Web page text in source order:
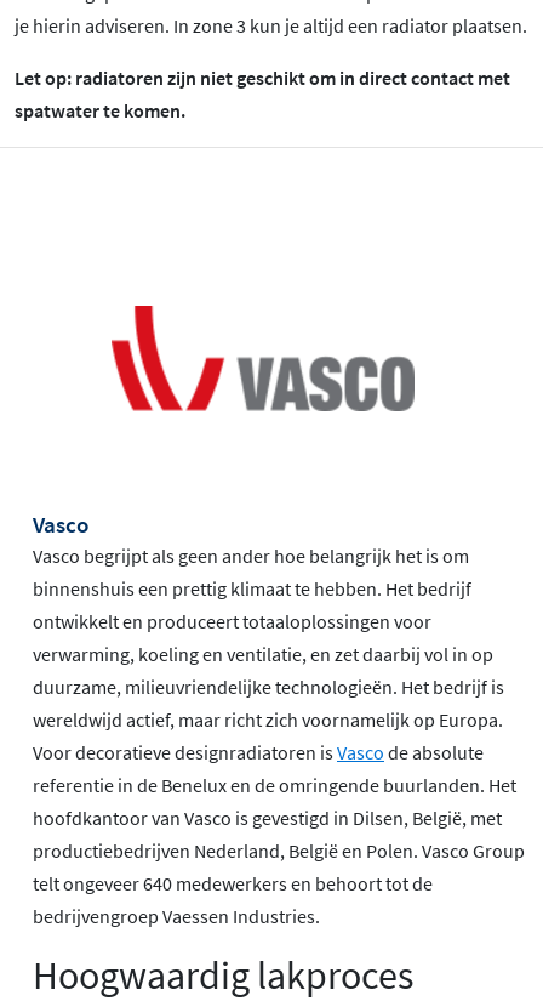
je hierin adviseren. In zone 3 kun je altijd een radiator plaatsen.
Let op: radiatoren zijn niet geschikt om in direct contact met
spatwater te komen.
Vasco
Vasco begrijpt als geen ander hoe belangrijk het is om
binnenshuis een prettig klimaat te hebben. Het bedrijf
ontwikkelt en produceert totaaloplossingen voor
verwarming, koeling en ventilatie, en zet daarbij vol in op
duurzame, milieuvriendelijke technologieën. Het bedrijf is
wereldwijd actief, maar richt zich voornamelijk op Europa.
Voor decoratieve designradiatoren isVasco de absolute
referentie in de Benelux en de omringende buurlanden. Het
hoofdkantoor van Vasco is gevestigd in Dilsen, België, met
productiebedrijven Nederland, België en Polen. Vasco Group
telt ongeveer 640 medewerkers en behoort tot de
bedrijvengroep Vaessen Industries.
Hoogwaardig lakproces